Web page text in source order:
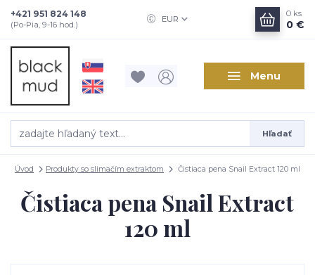
Menu
EUR
Hľadať
+421 951 824 148
(Po-Pia, 9-16 hod.)
0 ks
0 €
Úvod Produkty so slimačím extraktom Čistiaca pena Snail Extract 120 ml
Čistiaca pena Snail Extract
120 ml